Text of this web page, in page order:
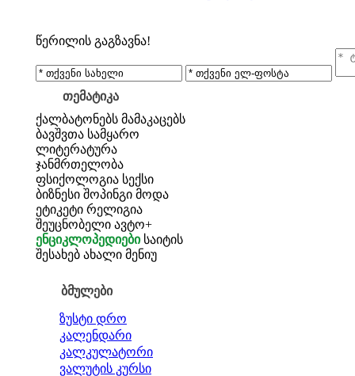
წერილის გაგზავნა!
თემატიკა
ქალბატონებს მამაკაცებს
ბავშვთა სამყარო
ლიტერატურა
ჯანმრთელობა
ფსიქოლოგია სექსი
ბიზნესი შოპინგი მოდა
ეტიკეტი რელიგია
შეუცნობელი ავტო+
ენციკლოპედიები საიტის
შესახებ ახალი მენიუ
ბმულები
ზუსტი დრო
კალენდარი
კალკულატორი
ვალუტის კურსი